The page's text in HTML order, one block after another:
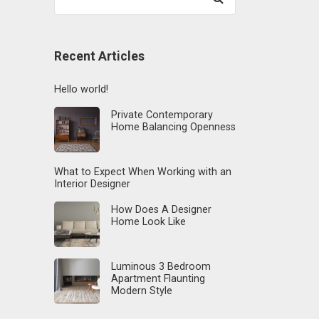
Recent Articles
Hello world!
Private Contemporary
Home Balancing Openness
What to Expect When Working with an
Interior Designer
How Does A Designer
Home Look Like
Luminous 3 Bedroom
Apartment Flaunting
Modern Style